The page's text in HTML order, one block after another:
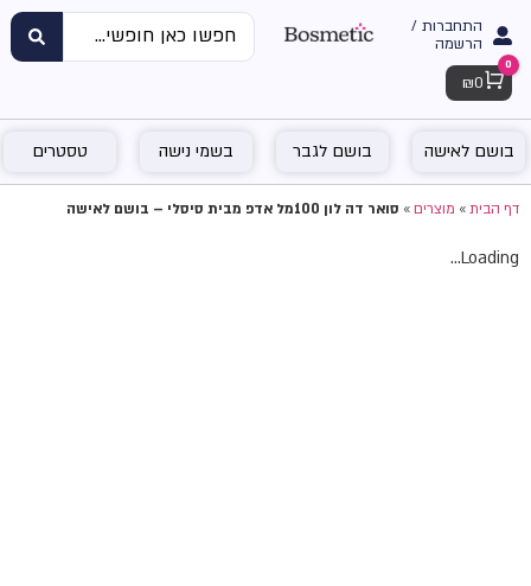
התחברות /
הרשמה
Cart
0
₪ 0
בושם לאישה בושם לגבר בשמי נישה טסטרים
דף הבית»מוצרים»סואר דה לון 100מל אדפ מבית סיסלי – בושם לאישה
Loading...